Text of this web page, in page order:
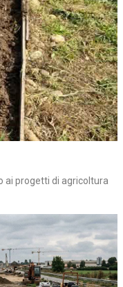
ai progetti di agricoltura